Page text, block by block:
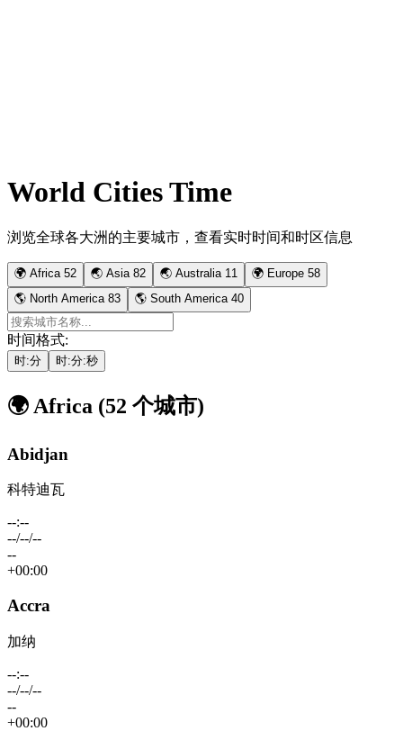
World Cities Time
浏览全球各大洲的主要城市，查看实时时间和时区信息
🌍 Africa 52 🌏 Asia 82 🌏 Australia 11 🌍 Europe 58
🌎 North America 83 🌎 South America 40
时间格式:
时:分 时:分:秒
🌍 Africa (52 个城市)
Abidjan
科特迪瓦
--:--
--/--/--
--
+00:00
Accra
加纳
--:--
--/--/--
--
+00:00